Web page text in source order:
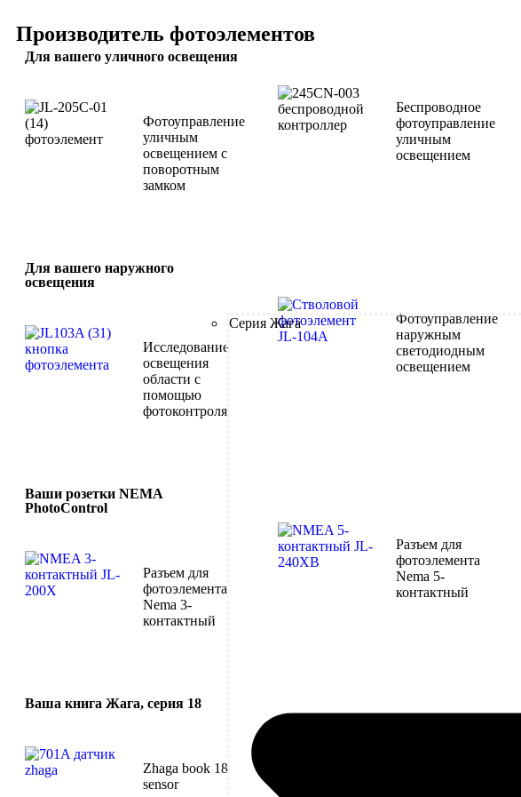
Серия Жага
Производитель фотоэлементов
Для вашего уличного освещения
Фотоуправление
уличным
освещением с
поворотным
замком
Беспроводное
фотоуправление
уличным
освещением
Для вашего наружного
освещения
Исследование
освещения
области с
помощью
фотоконтроля
Фотоуправление
наружным
светодиодным
освещением
Ваши розетки NEMA
PhotoControl
Разъем для
фотоэлемента
Nema 3-
контактный
Разъем для
фотоэлемента
Nema 5-
контактный
Ваша книга Жага, серия 18
Zhaga book 18
sensor